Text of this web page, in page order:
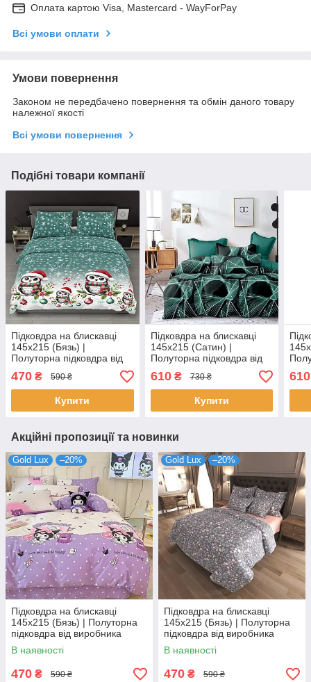
Оплата картою Visa, Mastercard - WayForPay
Всі умови оплати
Умови повернення
Законом не передбачено повернення та обмін даного товару
належної якості
Всі умови повернення
Подібні товари компанії
Підковдра на блискавці
145х215 (Бязь) |
Полуторна підковдра від
виробника "Королева
Ночі" | Новорічні сови,
сніжинки на бірюзовому
470 ₴ 590 ₴
Купити
Підковдра на блискавці
145х215 (Сатин) |
Полуторна підковдра від
виробника "Королева
Ночі" | Візерунок на
темному та бірюзовому
610₴ 730 ₴
Купити
610
Акційні пропозиції та новинки
Gold Lux –20%
Підковдра на блискавці
145х215 (Бязь) | Полуторна
підковдра від виробника
"Королева Ночі" | Аніме
Куромі на лавандово-
бежевому
В наявності
470 ₴ 590 ₴
Gold Lux –20%
Підковдра на блискавці
145х215 (Бязь) | Полуторна
підковдра від виробника
"Королева Ночі" | Квіти на
темному
В наявності
470 ₴ 590 ₴